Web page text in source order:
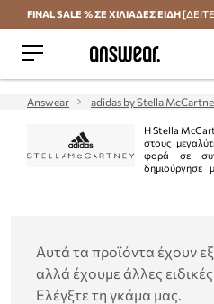
Εξοικονομήστε με
FINAL SALE % ΣΕ ΧΙΛΙΑΔΕΣ ΕΙΔΗ
Answear adidas by Stella
Η Stella
στους
φορά σε
δημιούργησε
Αυτά τα προϊόντα έχουν
αλλά έχουμε άλλες
Ελέγξτε τη γκάμα μας.